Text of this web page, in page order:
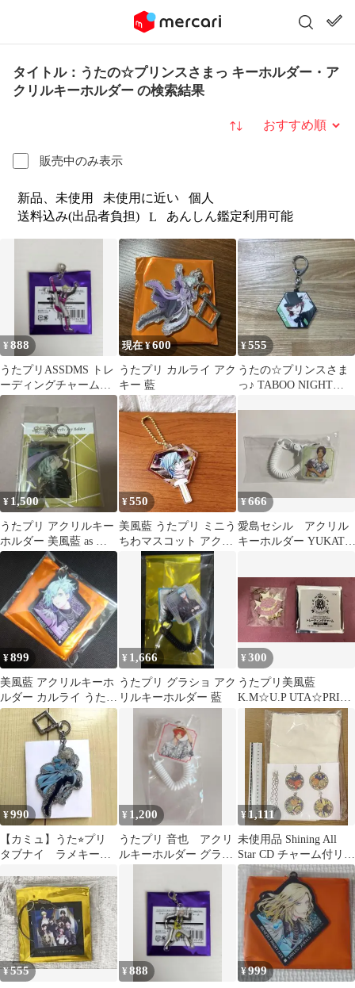
タイトル：うたの☆プリンスさまっ キーホルダー・ア
クリルキーホルダー の検索結果
販売中のみ表示
並び替え
新品、未使用 未使用に近い
個人
送料込み(出品者負担)
L あんしん鑑定利用可能
¥888
うたプリASSDMS トレ
ーディングチャーム
日向大和
現在 ¥600
うたプリ カルライ アク
キー 藍
¥555
うたの☆プリンスさま
っ♪ TABOO NIGHT
¥ 1,500
うたプリ アクリルキー
ホルダー 美風藍 as ア
ラミス
¥550
美風藍 うたプリ ミニう
ちわマスコット アクリ
ルキーホルダー
¥666
愛島セシル アクリル
キーホルダー YUKATA-
¥899
美風藍 アクリルキーホ
ルダー カルライ うたプ
リ
¥ 1,666
うたプリ グラショ アク
リルキーホルダー 藍
¥300
うたプリ美風藍
K.M☆U.P UTA☆PRI
EXPO トレーディング
チャーム
¥990
【カミュ】うた⭐︎プリ
タブナイ ラメキーホ
¥ 1,200
うたプリ 音也 アクリ
ルキーホルダー グラシ
¥1,111
未使用品 Shining All
Star CD チャーム付リバ
ーシブルトート
¥555 ¥888 ¥999